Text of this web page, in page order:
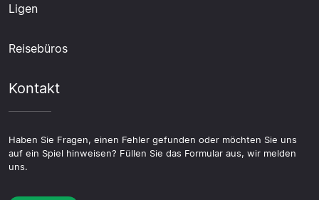
Ligen
Reisebüros
Kontakt
Haben Sie Fragen, einen Fehler gefunden oder möchten Sie uns
auf ein Spiel hinweisen? Füllen Sie das Formular aus, wir melden
uns.